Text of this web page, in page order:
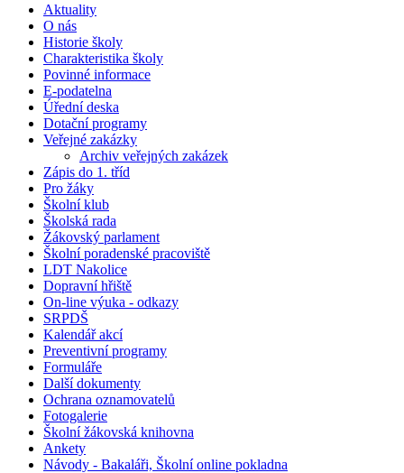
Aktuality
O nás
Historie školy
Charakteristika školy
Povinné informace
E-podatelna
Úřední deska
Dotační programy
Veřejné zakázky
Archiv veřejných zakázek
Zápis do 1. tříd
Pro žáky
Školní klub
Školská rada
Žákovský parlament
Školní poradenské pracoviště
LDT Nakolice
Dopravní hřiště
On-line výuka - odkazy
SRPDŠ
Kalendář akcí
Preventivní programy
Formuláře
Další dokumenty
Ochrana oznamovatelů
Fotogalerie
Školní žákovská knihovna
Ankety
Návody - Bakaláři, Školní online pokladna